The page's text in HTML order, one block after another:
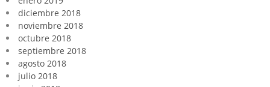
diciembre 2018
noviembre 2018
octubre 2018
septiembre 2018
agosto 2018
julio 2018